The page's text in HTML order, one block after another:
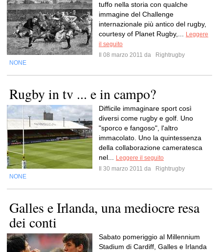
tuffo nella storia con qualche
immagine del Challenge
internazionale più antico del rugby,
courtesy of Planet Rugby,...
Leggere
il seguito
Il 08 marzo 2011 da
Rightrugby
NONE
Rugby in tv ... e in campo?
Difficile immaginare sport così
diversi come rugby e golf. Uno
"sporco e fangoso", l'altro
immacolato. Uno la quintessenza
della collaborazione cameratesca
nel...
Leggere il seguito
Il 30 marzo 2011 da
Rightrugby
NONE
Galles e Irlanda, una mediocre resa
dei conti
Sabato pomeriggio al Millennium
Stadium di Cardiff, Galles e Irlanda